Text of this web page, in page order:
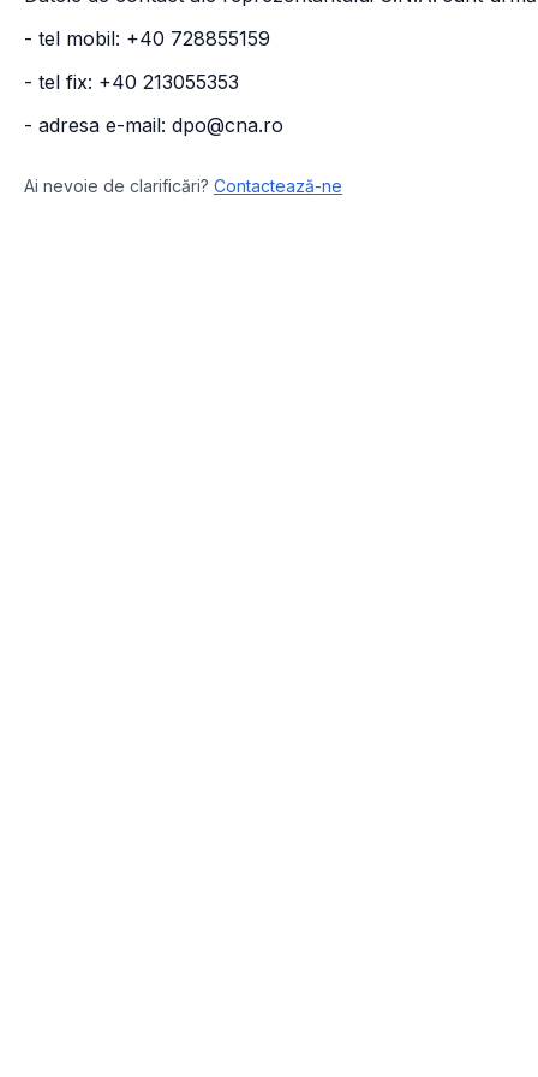
- tel mobil: +40 728855159
- tel fix: +40 213055353
- adresa e-mail: dpo@cna.ro
Ai nevoie de clarificări? Contactează-ne